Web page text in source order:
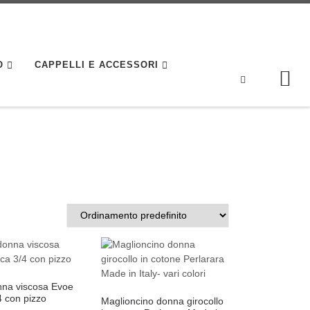
CAPPELLI E ACCESSORI
viscosa Evoe
con pizzo
Maglioncino donna girocollo